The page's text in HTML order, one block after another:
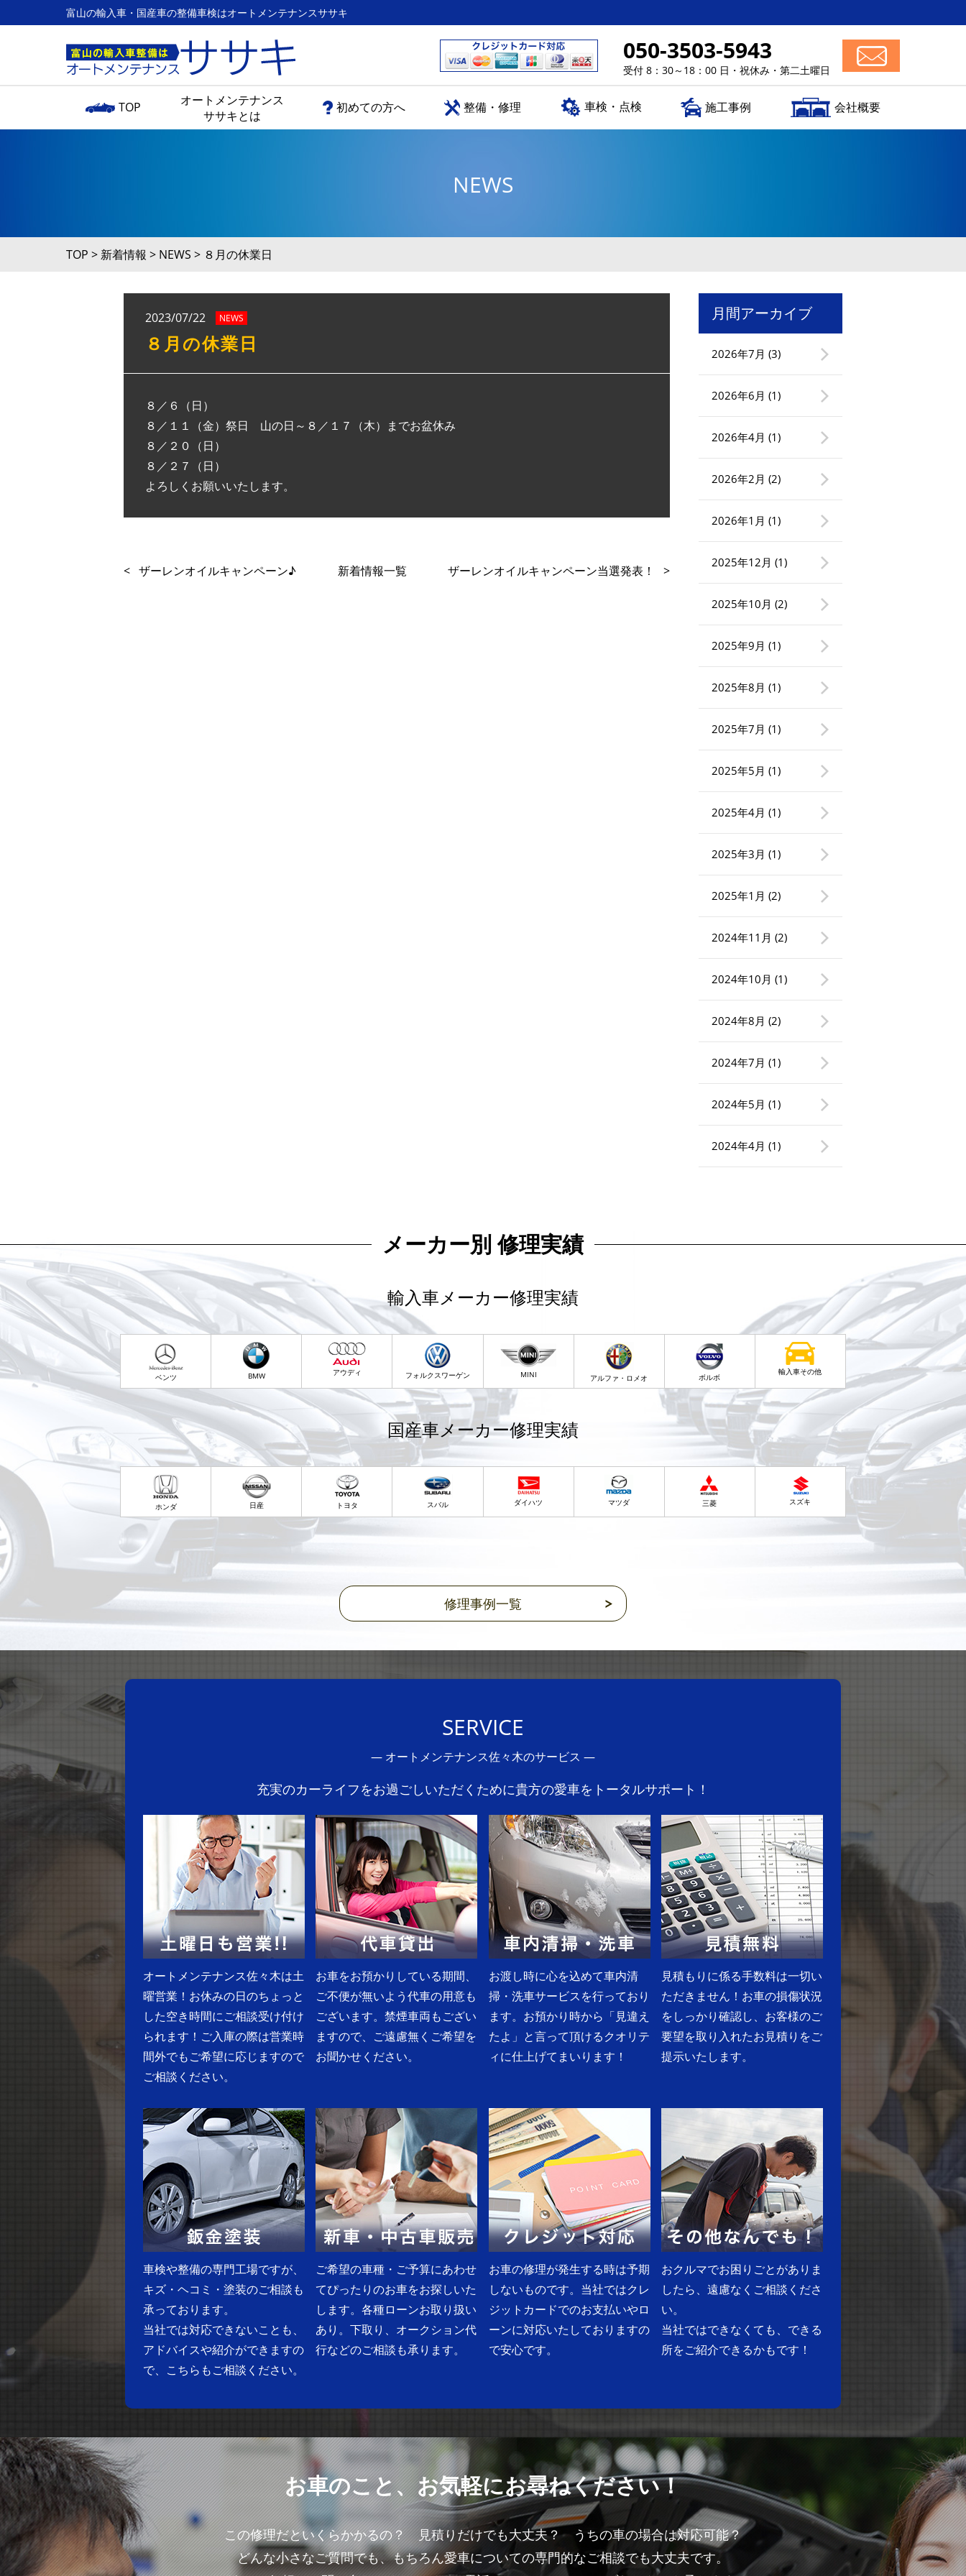
富山の輸入車・国産車の整備車検はオートメンテナンスササキ
050-3503-5943
受付 8：30～18：00 日・祝休み・第二土曜日
TOP
オートメンテナンス
ササキとは
初めての方へ 整備・修理 車検・点検 施工事例 会社概要
NEWS
TOP > 新着情報 > NEWS > ８月の休業日
2023/07/22 NEWS
８月の休業日
８／６（日）
８／１１（金）祭日 山の日～８／１７（木）までお盆休み
８／２０（日）
８／２７（日）
よろしくお願いいたします。
< ザーレンオイルキャンペーン♪ 新着情報一覧 ザーレンオイルキャンペーン当選発表！ >
月間アーカイブ
2026年7月 (3)
2026年6月 (1)
2026年4月 (1)
2026年2月 (2)
2026年1月 (1)
2025年12月 (1)
2025年10月 (2)
2025年9月 (1)
2025年8月 (1)
2025年7月 (1)
2025年5月 (1)
2025年4月 (1)
2025年3月 (1)
2025年1月 (2)
2024年11月 (2)
2024年10月 (1)
2024年8月 (2)
2024年7月 (1)
2024年5月 (1)
2024年4月 (1)
メーカー別 修理実績
輸入車メーカー修理実績
ベンツ BMW アウディ フォルクスワーゲン MINI アルファ・ロメオ ボルボ
輸入車その他
国産車メーカー修理実績
ホンダ 日産 トヨタ スバル ダイハツ マツダ 三菱 スズキ
修理事例一覧
SERVICE
― オートメンテナンス佐々木のサービス ―
充実のカーライフをお過ごしいただくために貴方の愛車をトータルサポート！
オートメンテナンス佐々木は土
曜営業！お休みの日のちょっと
した空き時間にご相談受け付け
られます！ご入庫の際は営業時
間外でもご希望に応じますので
ご相談ください。
お車をお預かりしている期間、
ご不便が無いよう代車の用意も
ございます。禁煙車両もござい
ますので、ご遠慮無くご希望を
お聞かせください。
お渡し時に心を込めて車内清
掃・洗車サービスを行っており
ます。お預かり時から「見違え
たよ」と言って頂けるクオリテ
ィに仕上げてまいります！
見積もりに係る手数料は一切い
ただきません！お車の損傷状況
をしっかり確認し、お客様のご
要望を取り入れたお見積りをご
提示いたします。
車検や整備の専門工場ですが、
キズ・ヘコミ・塗装のご相談も
承っております。
当社では対応できないことも、
アドバイスや紹介ができますの
で、こちらもご相談ください。
ご希望の車種・ご予算にあわせ
てぴったりのお車をお探しいた
します。各種ローンお取り扱い
あり。下取り、オークション代
行などのご相談も承ります。
お車の修理が発生する時は予期
しないものです。当社ではクレ
ジットカードでのお支払いやロ
ーンに対応いたしておりますの
で安心です。
おクルマでお困りごとがありま
したら、遠慮なくご相談くださ
い。
当社ではできなくても、できる
所をご紹介できるかもです！
お車のこと、お気軽にお尋ねください！
この修理だといくらかかるの？ 見積りだけでも大丈夫？ うちの車の場合は対応可能？
どんな小さなご質問でも、もちろん愛車についての専門的なご相談でも大丈夫です。